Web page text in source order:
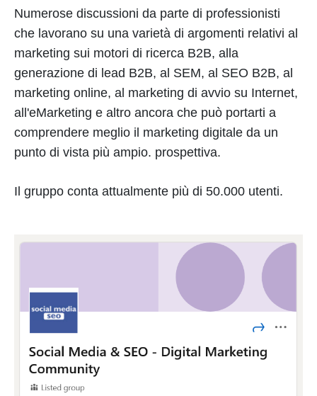
Numerose discussioni da parte di professionisti
che lavorano su una varietà di argomenti relativi al
marketing sui motori di ricerca B2B, alla
generazione di lead B2B, al SEM, al SEO B2B, al
marketing online, al marketing di avvio su Internet,
all'eMarketing e altro ancora che può portarti a
comprendere meglio il marketing digitale da un
punto di vista più ampio. prospettiva.
Il gruppo conta attualmente più di 50.000 utenti.